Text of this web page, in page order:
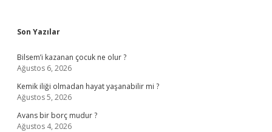
Sidebar
Son Yazılar
Bilsem’i kazanan çocuk ne olur ?
Ağustos 6, 2026
Kemik iliği olmadan hayat yaşanabilir mi ?
Ağustos 5, 2026
Avans bir borç mudur ?
Ağustos 4, 2026